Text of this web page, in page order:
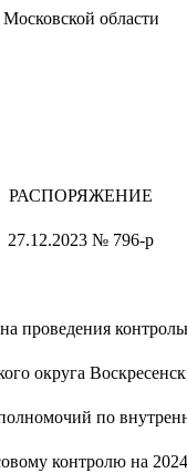
Московской области
РАСПОРЯЖЕНИЕ
27.12.2023 № 796-р
проведения
округа
по
контролю на